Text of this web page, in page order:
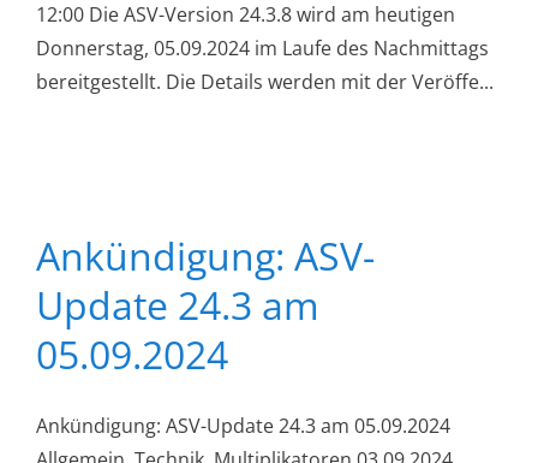
12:00 Die ASV-Version 24.3.8 wird am heutigen
Donnerstag, 05.09.2024 im Laufe des Nachmittags
bereitgestellt. Die Details werden mit der Veröffe...
Ankündigung: ASV-
Update 24.3 am
05.09.2024
Ankündigung: ASV-Update 24.3 am 05.09.2024